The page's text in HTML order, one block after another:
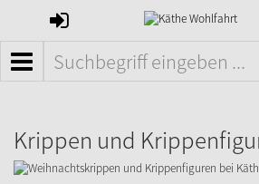
ANMELDEN
MENÜ
Krippen und